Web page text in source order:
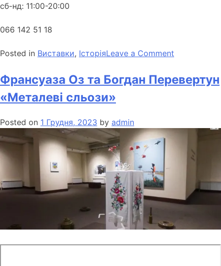
сб-нд: 11:00-20:00
066 142 51 18
Posted in Виставки, ІсторіяLeave a Comment
Франсуаза Оз та Богдан Перевертун
«Металеві сльози»
Posted on 1 Грудня, 2023 by admin